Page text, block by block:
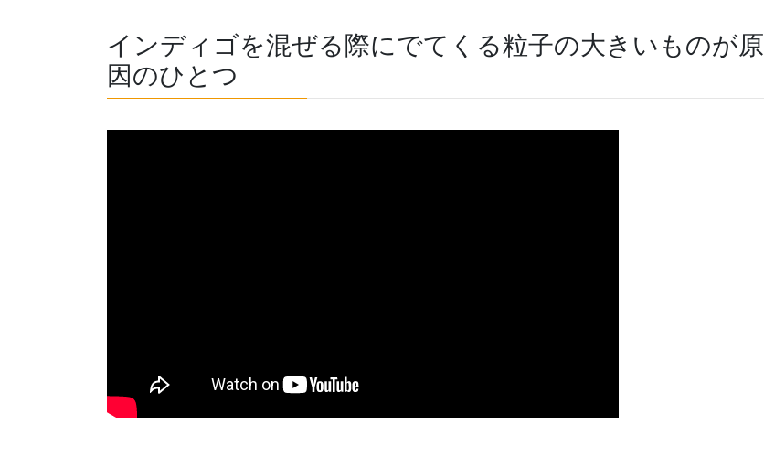
インディゴを混ぜる際にでてくる粒子の大きいものが原
因のひとつ